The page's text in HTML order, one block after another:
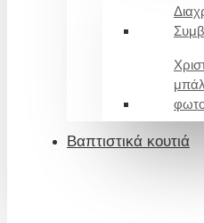
Βαπτιστικά κουτιά